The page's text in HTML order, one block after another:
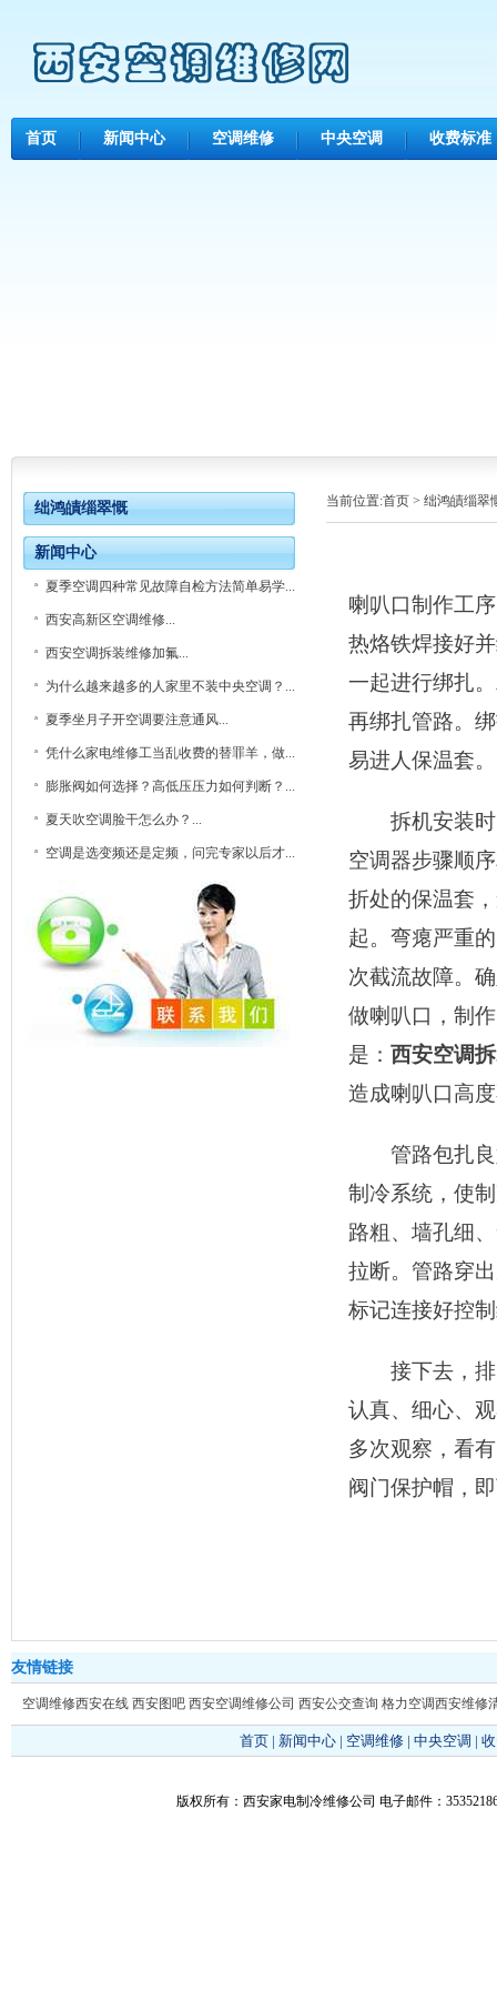
首页 新闻中心 空调维修 中央空调 收费标准
绌鸿皟缁翠慨
新闻中心
夏季空调四种常见故障自检方法简单易学...
西安高新区空调维修...
西安空调拆装维修加氟...
为什么越来越多的人家里不装中央空调？...
夏季坐月子开空调要注意通风...
凭什么家电维修工当乱收费的替罪羊，做...
膨胀阀如何选择？高低压压力如何判断？...
夏天吹空调脸干怎么办？...
空调是选变频还是定频，问完专家以后才...
当前位置:首页 > 绌鸿皟缁翠
喇叭口制作工
热烙铁焊接好
一起进行绑扎
再绑扎管路。
易进人保温套。
拆机安装时
空调器步骤顺
折处的保温套
起。弯瘪严重
次截流故障。
做喇叭口，制
是： 西安空调
造成喇叭口高
管路包扎良
制冷系统，使
路粗、墙孔细
拉断。管路穿
标记连接好控
接下去，排
认真、细心、
多次观察，看
阀门保护帽，
友情链接
空调维修西安在线 西安图吧 西安空调维修公司 西安公交查询 格力空调西安维修
首页| 新闻中心| 空调维修| 中央空调 |
版权所有：西安家电制冷维修公司 电子邮件：